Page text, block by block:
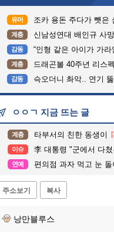
유머 조카 용돈 주다가 뺏은
계층 신남성연대 배인규 사
감동 “인형 같은 아이가 가라앉는데
계층 드래곤볼 40주년 리스
감동 슥오더니 촤악.. 연기 뚫고는 가
ㅇㅇㄱ 지금 뜨는 글
계층 타부서의 친한 동생이
이슈 李 대통령 "군에서 다쳤는데 왜
연예 편의점 과자 먹고 눈
주소보기 복사
낭만블루스